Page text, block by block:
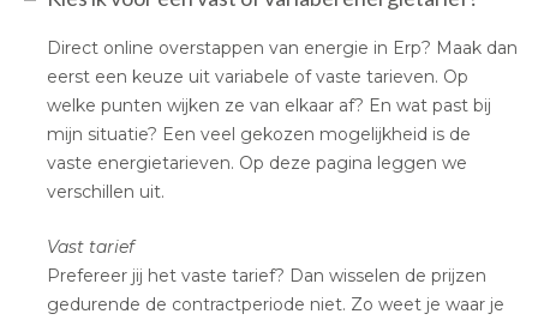
Direct online overstappen van energie in Erp? Maak dan
eerst een keuze uit variabele of vaste tarieven. Op
welke punten wijken ze van elkaar af? En wat past bij
mijn situatie? Een veel gekozen mogelijkheid is de
vaste energietarieven. Op deze pagina leggen we
verschillen uit.
Vast tarief
Prefereer jij het vaste tarief? Dan wisselen de prijzen
gedurende de contractperiode niet. Zo weet je waar je